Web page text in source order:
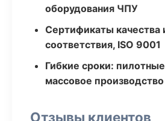
оборудования ЧПУ
Сертификаты качества
соответствия, ISO 9001
Гибкие сроки:
массовое производство
Отзывы клиентов